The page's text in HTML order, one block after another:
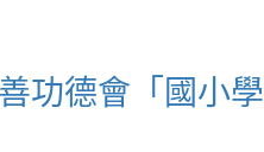
功德會「國小